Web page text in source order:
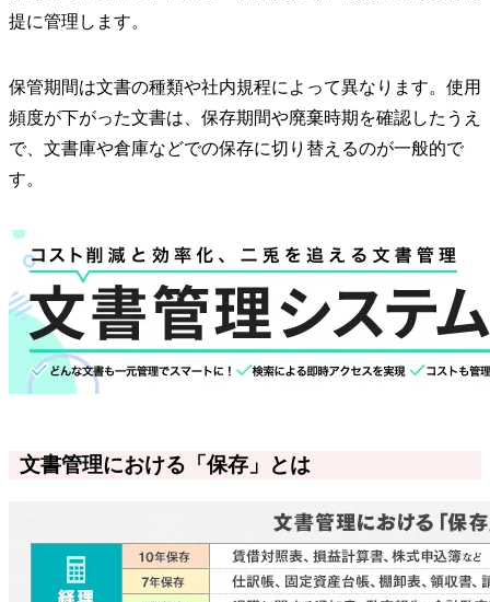
提に管理します。
保管期間は文書の種類や社内規程によって異なります。使用
頻度が下がった文書は、保存期間や廃棄時期を確認したうえ
で、文書庫や倉庫などでの保存に切り替えるのが一般的で
す。
文書管理における「保存」とは